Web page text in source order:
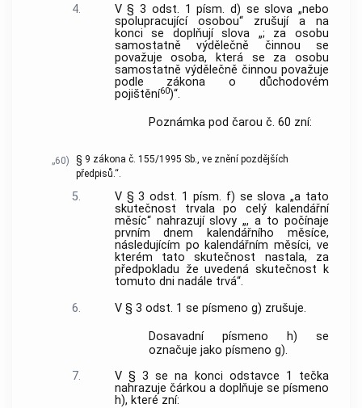
4.
V § 3 odst. 1 písm. d) se slova „nebo
spolupracující osobou“ zrušují a na
konci se doplňují slova „; za osobu
samostatně výdělečně činnou se
považuje osoba, která se za osobu
samostatně výdělečně činnou považuje
podle zákona o důchodovém
pojištění60)“.
Poznámka pod čarou č. 60 zní:
„60)
§ 9 zákona č. 155/1995 Sb., ve znění pozdějších
předpisů.“.
5.
V § 3 odst. 1 písm. f) se slova „a tato
skutečnost trvala po celý kalendářní
měsíc“ nahrazují slovy „, a to počínaje
prvním dnem kalendářního měsíce,
následujícím po kalendářním měsíci, ve
kterém tato skutečnost nastala, za
předpokladu že uvedená skutečnost k
tomuto dni nadále trvá“.
6.
V § 3 odst. 1 se písmeno g) zrušuje.
Dosavadní písmeno h) se
označuje jako písmeno g).
7.
V § 3 se na konci odstavce 1 tečka
nahrazuje čárkou a doplňuje se písmeno
h), které zní: